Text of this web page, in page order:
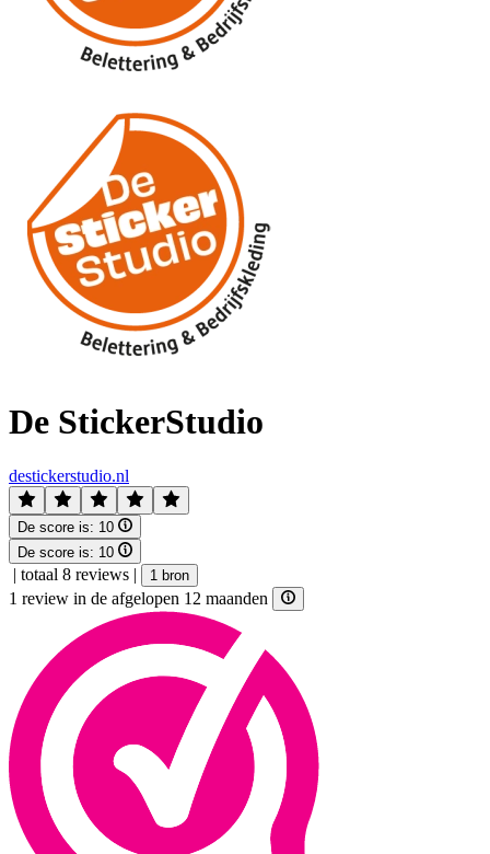
De StickerStudio
destickerstudio.nl
De score is: 10
De score is: 10
| totaal 8 reviews | 1 bron
1 review in de afgelopen 12 maanden